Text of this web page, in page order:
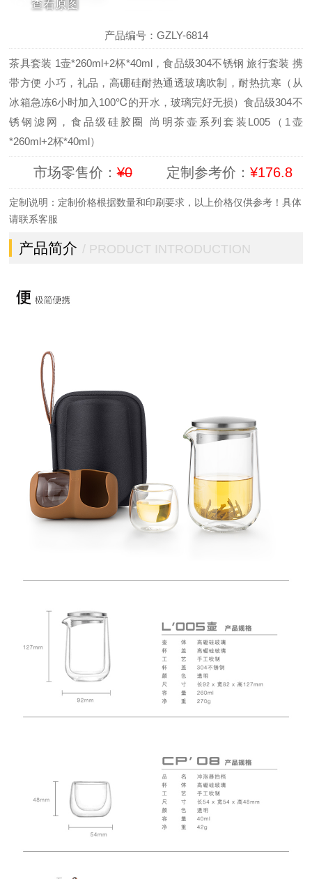
查看原图
产品编号：GZLY-6814
茶具套装 1壶*260ml+2杯*40ml，食品级304不锈钢 旅行套装 携
带方便 小巧，礼品，高硼硅耐热通透玻璃吹制，耐热抗寒（从
冰箱急冻6小时加入100℃的开水，玻璃完好无损）食品级304不
锈钢滤网，食品级硅胶圈 尚明茶壶系列套装L005（1壶
*260ml+2杯*40ml）
市场零售价：¥0 定制参考价： ¥176.8
定制说明：定制价格根据数量和印刷要求，以上价格仅供参考！具体
请联系客服
产品简介 / PRODUCT INTRODUCTION